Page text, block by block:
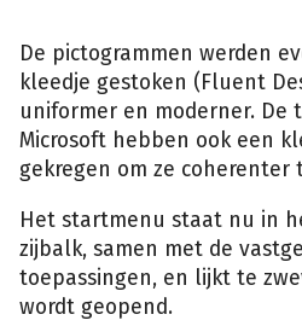
De pictogrammen werden
kleedje gestoken (Fluent
uniformer en moderner. De
Microsoft hebben ook een
gekregen om ze coherenter
Het startmenu staat nu in
zijbalk, samen met de
toepassingen, en lijkt te
wordt geopend.